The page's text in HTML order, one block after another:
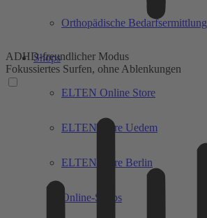
Orthopädische Bedarfsermittlung
Shops
ELTEN Online Store
ELTEN Store Uedem
ELTEN Store Berlin
Online-Shops
ADHD-freundlicher Modus
Fokussiertes Surfen, ohne Ablenkungen